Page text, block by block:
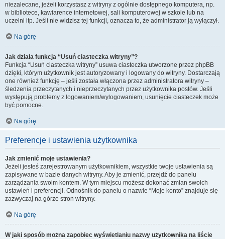
niezalecane, jeżeli korzystasz z witryny z ogólnie dostępnego komputera, np.
w bibliotece, kawiarence internetowej, sali komputerowej w szkole lub na
uczelni itp. Jeśli nie widzisz tej funkcji, oznacza to, że administrator ją wyłączył.
Na górę
Jak działa funkcja “Usuń ciasteczka witryny”?
Funkcja “Usuń ciasteczka witryny” usuwa ciasteczka utworzone przez phpBB
dzięki, którym użytkownik jest autoryzowany i logowany do witryny. Dostarczają
one również funkcję – jeśli została włączona przez administratora witryny –
śledzenia przeczytanych i nieprzeczytanych przez użytkownika postów. Jeśli
występują problemy z logowaniem/wylogowaniem, usunięcie ciasteczek może
być pomocne.
Na górę
Preferencje i ustawienia użytkownika
Jak zmienić moje ustawienia?
Jeżeli jesteś zarejestrowanym użytkownikiem, wszystkie twoje ustawienia są
zapisywane w bazie danych witryny. Aby je zmienić, przejdź do panelu
zarządzania swoim kontem. W tym miejscu możesz dokonać zmian swoich
ustawień i preferencji. Odnośnik do panelu o nazwie “Moje konto” znajduje się
zazwyczaj na górze stron witryny.
Na górę
W jaki sposób można zapobiec wyświetlaniu nazwy użytkownika na liście